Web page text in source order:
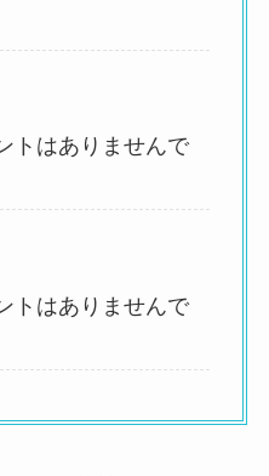
トはありませんで
トはありませんで